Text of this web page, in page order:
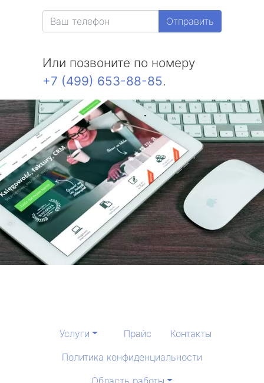
Отправить
Или позвоните по номеру
+7 (499) 653-88-85.
Услуги Прайс
Контакты
Политика конфиденциальности
Область работы